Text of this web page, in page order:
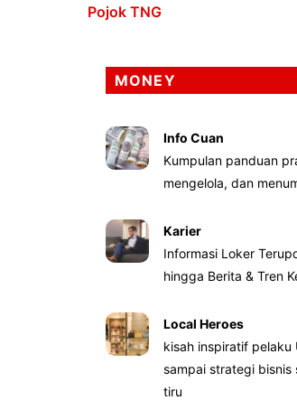
Pojok TNG
MONEY
Info Cuan
Kumpulan panduan
mengelola, dan
Karier
Informasi Loker
hingga Berita & Tren
Local Heroes
kisah inspiratif pelaku
sampai strategi bisnis
tiru